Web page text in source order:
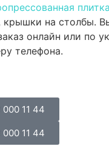
плитка
крышки на столбы.
онлайн или по
телефона.
11 44
11 44